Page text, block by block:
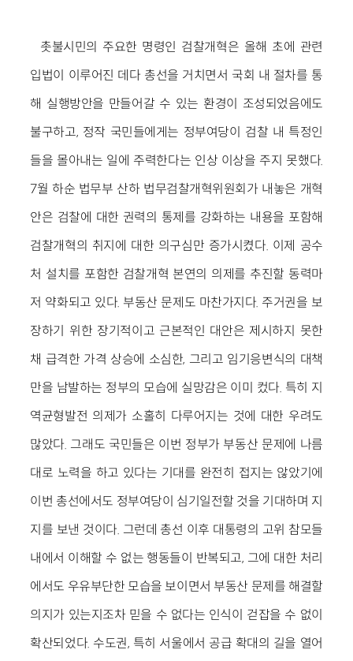
촛불시민의 주요한 명령인 검찰개혁은 올해 초에 관련
입법이 이루어진 데다 총선을 거치면서 국회 내 절차를 통
해 실행방안을 만들어갈 수 있는 환경이 조성되었음에도
불구하고, 정작 국민들에게는 정부여당이 검찰 내 특정인
들을 몰아내는 일에 주력한다는 인상 이상을 주지 못했다.
7월 하순 법무부 산하 법무검찰개혁위원회가 내놓은 개혁
안은 검찰에 대한 권력의 통제를 강화하는 내용을 포함해
검찰개혁의 취지에 대한 의구심만 증가시켰다. 이제 공수
처 설치를 포함한 검찰개혁 본연의 의제를 추진할 동력마
저 약화되고 있다. 부동산 문제도 마찬가지다. 주거권을 보
장하기 위한 장기적이고 근본적인 대안은 제시하지 못한
채 급격한 가격 상승에 소심한, 그리고 임기응변식의 대책
만을 남발하는 정부의 모습에 실망감은 이미 컸다. 특히 지
역균형발전 의제가 소홀히 다루어지는 것에 대한 우려도
많았다. 그래도 국민들은 이번 정부가 부동산 문제에 나름
대로 노력을 하고 있다는 기대를 완전히 접지는 않았기에
이번 총선에서도 정부여당이 심기일전할 것을 기대하며 지
지를 보낸 것이다. 그런데 총선 이후 대통령의 고위 참모들
내에서 이해할 수 없는 행동들이 반복되고, 그에 대한 처리
에서도 우유부단한 모습을 보이면서 부동산 문제를 해결할
의지가 있는지조차 믿을 수 없다는 인식이 걷잡을 수 없이
확산되었다. 수도권, 특히 서울에서 공급 확대의 길을 열어